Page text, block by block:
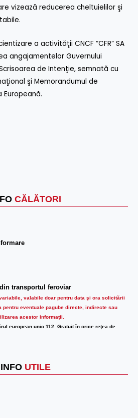
CĂLĂTORI
transportul feroviar
valabile doar pentru data şi ora solicitării
pentru eventuale pagube directe, indirecte sau
acestor informații.
european unic 112. Gratuit în orice reţea de
INFO UTILE
vizează reducerea cheltuielilor şi
a activităţii CNCF “CFR” SA
angajamentelor Guvernului
de Intenţie, semnată cu
şi Memorandumul de
Europeană.